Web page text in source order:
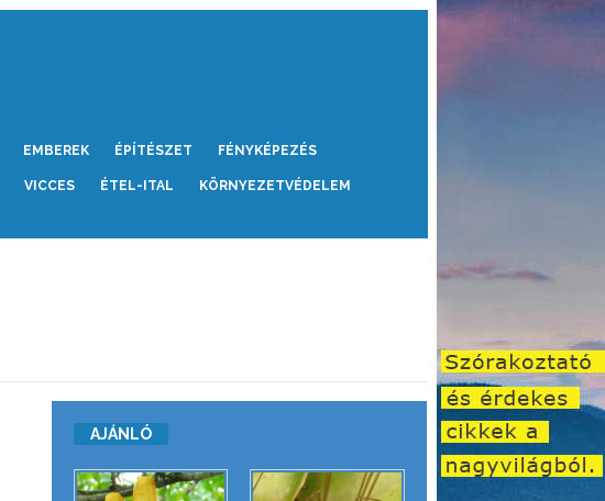
EMBEREK ÉPÍTÉSZET FÉNYKÉPEZÉS
VICCES ÉTEL-ITAL KÖRNYEZETVÉDELEM
AJÁNLÓ